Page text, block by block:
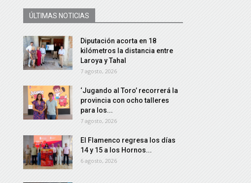
ÚLTIMAS NOTICIAS
Diputación acorta en 18
kilómetros la distancia entre
Laroya y Tahal
7 agosto, 2026
‘Jugando al Toro’ recorrerá la
provincia con ocho talleres
para los...
7 agosto, 2026
El Flamenco regresa los días
14 y 15 a los Hornos...
6 agosto, 2026